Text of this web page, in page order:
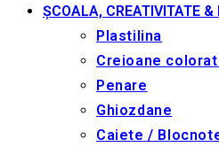
ȘCOALA, CREATIVITATE &
Plastilina
Creioane
Penare
Ghiozdane
Caiete /